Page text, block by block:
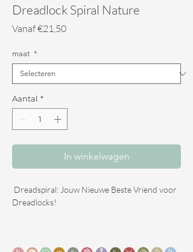
Dreadlock Spiral Nature
Vanaf€21,50Verkoopprijs
maat *
Aantal *
In winkelwagen
Dreadspiral: Jouw Nieuwe Beste Vriend voor
Dreadlocks!